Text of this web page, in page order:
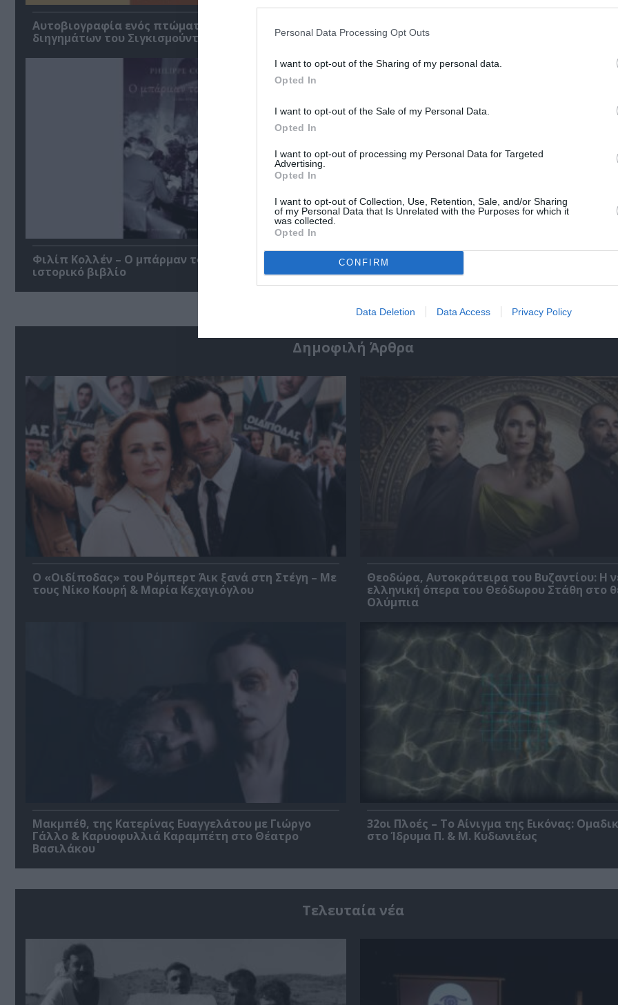
Personal Data Processing Opt Outs
I want to opt-out of the Sharing of my personal data.
Opted In
I want to opt-out of the Sale of my Personal Data.
Opted In
I want to opt-out of processing my Personal Data for Targeted
Advertising.
Opted In
I want to opt-out of Collection, Use, Retention, Sale, and/or Sharing
of my Personal Data that Is Unrelated with the Purposes for which it
was collected.
Opted In
CONFIRM
Data Deletion Data Access Privacy Policy
Αυτοβιογραφία ενός πτώματος: Μια συλλογή
διηγημάτων του Σιγκισμούντ Κρζιζανόφσκι
Αντόνιο Πόρτσια – Φωνές: Ένα βιβλίο ως
διάλογος
Φιλίπ Κολλέν – Ο μπάρμαν του Ritz: Ένα κοινωνικό
ιστορικό βιβλίο
Ελένη Μπουκαούρη – η Μαρία τα ήθελε
κοινωνικό βιβλίο για γυναίκες
Δημοφιλή Άρθρα
O «Οιδίποδας» του Ρόμπερτ Άικ ξανά στη Στέγη – Με
τους Νίκο Κουρή & Μαρία Κεχαγιόγλου
Θεοδώρα, Αυτοκράτειρα του Βυζαντίου: Η
ελληνική όπερα του Θεόδωρου Στάθη στο
Ολύμπια
Μακμπέθ, της Κατερίνας Ευαγγελάτου με Γιώργο
Γάλλο & Καρυοφυλλιά Καραμπέτη στο Θέατρο
Βασιλάκου
32οι Πλοές – Το Αίνιγμα της Εικόνας:
στο Ίδρυμα Π. & Μ. Κυδωνιέως
Τελευταία νέα